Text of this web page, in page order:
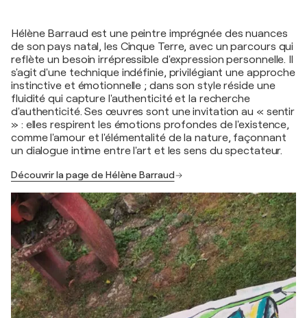
Hélène Barraud est une peintre imprégnée des nuances
de son pays natal, les Cinque Terre, avec un parcours qui
reflète un besoin irrépressible d'expression personnelle. Il
s'agit d'une technique indéfinie, privilégiant une approche
instinctive et émotionnelle ; dans son style réside une
fluidité qui capture l'authenticité et la recherche
d'authenticité. Ses œuvres sont une invitation au « sentir
» : elles respirent les émotions profondes de l'existence,
comme l'amour et l'élémentalité de la nature, façonnant
un dialogue intime entre l'art et les sens du spectateur.
Découvrir la page de Hélène Barraud